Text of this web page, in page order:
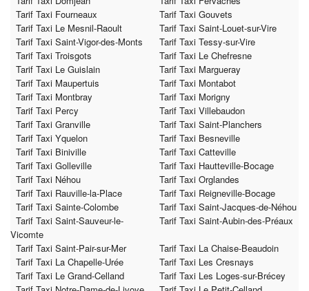
Tarif Taxi Fourneaux
Tarif Taxi Gouvets
Tarif Taxi Le Mesnil-Raoult
Tarif Taxi Saint-Louet-sur-Vire
Tarif Taxi Saint-Vigor-des-Monts
Tarif Taxi Tessy-sur-Vire
Tarif Taxi Troisgots
Tarif Taxi Le Chefresne
Tarif Taxi Le Guislain
Tarif Taxi Margueray
Tarif Taxi Maupertuis
Tarif Taxi Montabot
Tarif Taxi Montbray
Tarif Taxi Morigny
Tarif Taxi Percy
Tarif Taxi Villebaudon
Tarif Taxi Granville
Tarif Taxi Saint-Planchers
Tarif Taxi Yquelon
Tarif Taxi Besneville
Tarif Taxi Biniville
Tarif Taxi Catteville
Tarif Taxi Golleville
Tarif Taxi Hautteville-Bocage
Tarif Taxi Néhou
Tarif Taxi Orglandes
Tarif Taxi Rauville-la-Place
Tarif Taxi Reigneville-Bocage
Tarif Taxi Sainte-Colombe
Tarif Taxi Saint-Jacques-de-Néhou
Tarif Taxi Saint-Sauveur-le-
Vicomte
Tarif Taxi Saint-Aubin-des-Préaux
Tarif Taxi Saint-Pair-sur-Mer
Tarif Taxi La Chaise-Beaudoin
Tarif Taxi La Chapelle-Urée
Tarif Taxi Les Cresnays
Tarif Taxi Le Grand-Celland
Tarif Taxi Les Loges-sur-Brécey